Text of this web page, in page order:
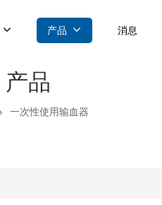
产品 消息
产品
一次性使用输血器